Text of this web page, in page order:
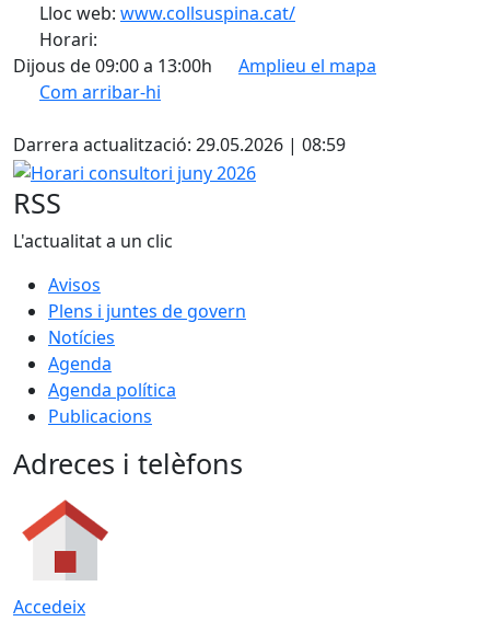
Lloc web: www.collsuspina.cat/
Horari:
Dijous de 09:00 a 13:00h
Amplieu el mapa
Com arribar-hi
+
−
Darrera actualització: 29.05.2026 | 08:59
Horari consultori juny 2026
RSS
L'actualitat a un clic
Avisos
Plens i juntes de govern
Notícies
Agenda
Agenda política
Publicacions
Adreces i telèfons
Accedeix